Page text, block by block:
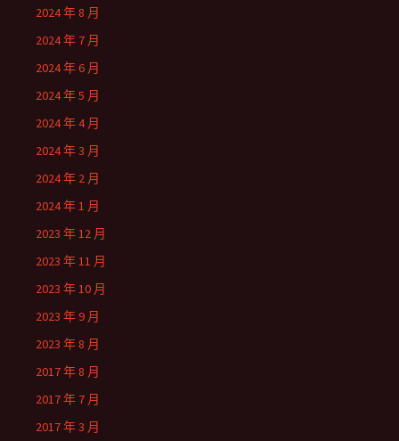
2024 年 8 月
2024 年 7 月
2024 年 6 月
2024 年 5 月
2024 年 4 月
2024 年 3 月
2024 年 2 月
2024 年 1 月
2023 年 12 月
2023 年 11 月
2023 年 10 月
2023 年 9 月
2023 年 8 月
2017 年 8 月
2017 年 7 月
2017 年 3 月